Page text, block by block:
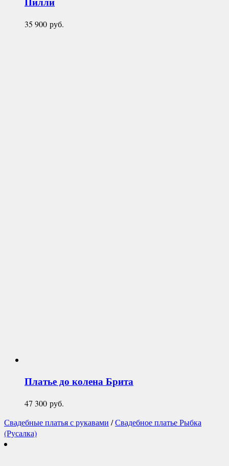
35 900 руб.
Платье до коленаБрита
47 300 руб.
Свадебные платья с рукавами /Свадебное платье Рыбка
(Русалка)